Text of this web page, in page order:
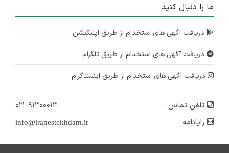
ما را دنبال کنید
دریافت آگهی های استخدام از طریق اپلیکیشن
دریافت آگهی های استخدام از طریق تلگرام
دریافت آگهی های استخدام از طریق اینستاگرام
تلفن تماس :
۰۲۱-۹۱۳۰۰۰۱۳
رایانامه :
info@iranestekhdam.ir